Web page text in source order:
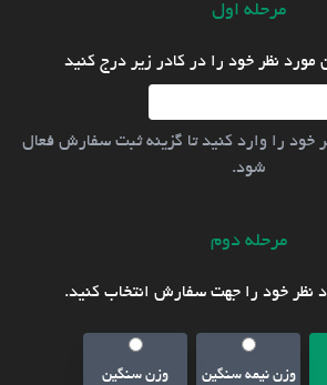
مرحله اول
مورد نظر خود را در کادر زیر درج کنید
خود را وارد کنید تا گزینه ثبت سفارش فعال
شود.
مرحله دوم
نظر خود را جهت سفارش انتخاب کنید.
وزن نیمه سنگین وزن سنگین